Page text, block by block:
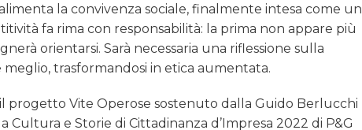
la convivenza sociale, finalmente intesa come un
fa rima con responsabilità: la prima non appare più
orientarsi. Sarà necessaria una riflessione sulla
trasformandosi in etica aumentata.
progetto Vite Operose sostenuto dalla Guido Berlucchi
e Storie di Cittadinanza d’Impresa 2022 di P&G